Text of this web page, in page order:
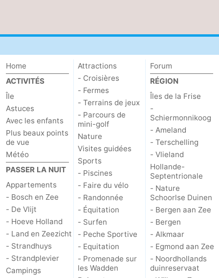
des
Wadden
Adresses
Médicales
Région
Îles
de
la
Frise
-
Schiermonnikoog
-
Ameland
-
Terschelling
-
Vlieland
Hollande-
Septentrionale
Nature
Schoorlse
Bergen
-
Home
ACTIVITÉS
Île
Astuces
Avec les enfants
Plus beaux points
de vue
Météo
PASSER LA NUIT
Appartements
- Bosch en Zee
- De Vlijt
- Hoeve Holland
- Land en Zeezicht
- Strandhuys
- Strandplevier
Campings
Attractions
- Croisières
- Fermes
- Terrains de jeux
- Parcours de
mini-golf
Nature
Visites guidées
Sports
- Piscines
- Faire du vélo
- Randonnée
- Équitation
- Surfen
- Peche Sportive
- Equitation
- Promenade sur
les Wadden
Forum
RÉGION
Îles de la Frise
-
Schiermonnikoog
- Ameland
- Terschelling
- Vlieland
Hollande-
Septentrionale
- Nature
Schoorlse Duinen
- Bergen aan Zee
- Bergen
- Alkmaar
- Egmond aan Zee
- Noordhollands
duinreservaat